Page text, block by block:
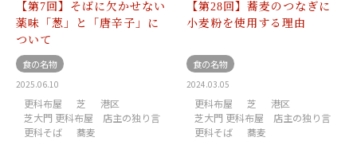
【第7回】そばに欠かせない
薬味「葱」と「唐辛子」に
ついて
食の名物
2025.06.10
更科布屋 芝
港区
芝大門 更科布屋 店主の独り言
更科そば
蕎麦
【第28回】蕎麦のつなぎに
小麦粉を使用する理由
食の名物
2024.03.05
更科布屋 芝
港区
芝大門 更科布屋 店主の独り言
更科そば
蕎麦